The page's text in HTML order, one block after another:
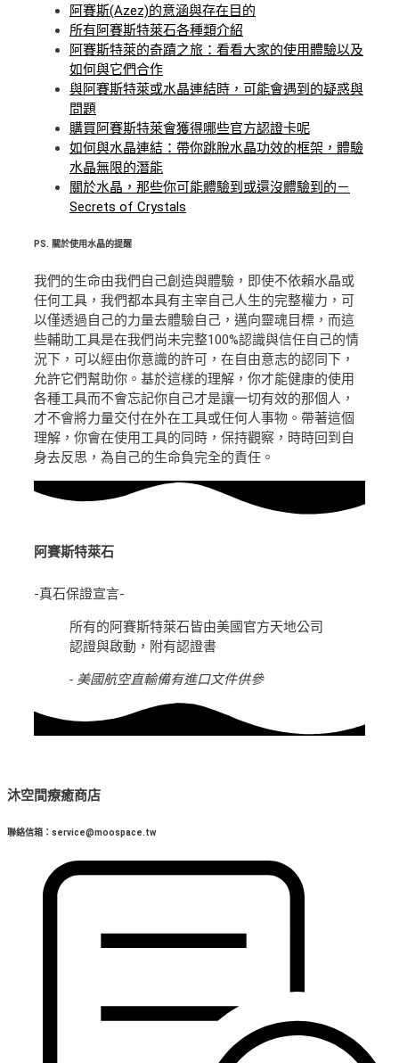
阿賽斯(Azez)的意涵與存在目的
所有阿賽斯特萊石各種類介紹
阿賽斯特萊的奇蹟之旅：看看大家的使用體驗以及
如何與它們合作
與阿賽斯特萊或水晶連結時，可能會遇到的疑惑與
問題
購買阿賽斯特萊會獲得哪些官方認證卡呢
如何與水晶連結：帶你跳脫水晶功效的框架，體驗
水晶無限的潛能
關於水晶，那些你可能體驗到或還沒體驗到的－
Secrets of Crystals
PS. 關於使用水晶的提醒
我們的生命由我們自己創造與體驗，即使不依賴水晶或
任何工具，我們都本具有主宰自己人生的完整權力，可
以僅透過自己的力量去體驗自己，邁向靈魂目標，而這
些輔助工具是在我們尚未完整100%認識與信任自己的情
況下，可以經由你意識的許可，在自由意志的認同下，
允許它們幫助你。基於這樣的理解，你才能健康的使用
各種工具而不會忘記你自己才是讓一切有效的那個人，
才不會將力量交付在外在工具或任何人事物。帶著這個
理解，你會在使用工具的同時，保持觀察，時時回到自
身去反思，為自己的生命負完全的責任。
阿賽斯特萊石
-真石保證宣言-
所有的阿賽斯特萊石皆由美國官方天地公司
認證與啟動，附有認證書
- 美國航空直輸備有進口文件供參
沐空間療癒商店
聯絡信箱：service@moospace.tw